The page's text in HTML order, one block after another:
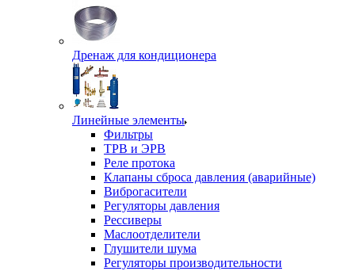
Дренаж для кондиционера
Линейные элементы
Фильтры
ТРВ и ЭРВ
Реле протока
Клапаны сброса давления (аварийные)
Виброгасители
Регуляторы давления
Рессиверы
Маслоотделители
Глушители шума
Регуляторы производительности